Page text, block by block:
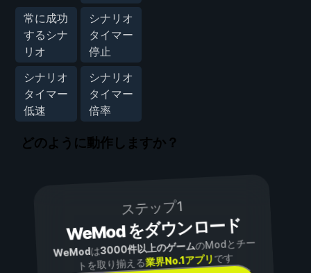
常に成功
するシナ
リオ
シナリオ
タイマー
停止
シナリオ
タイマー
低速
シナリオ
タイマー
倍率
どのように動作しますか？
ステップ1
WeMod をダウンロード
WeModは3000件以上のゲームのModとチー
トを取り揃える業界No.1アプリです